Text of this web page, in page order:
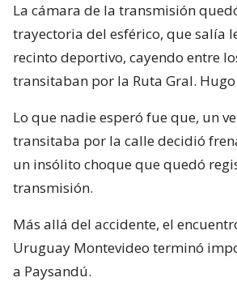
La cámara de la transmisión
trayectoria del esférico, que salía
recinto deportivo, cayendo entre
transitaban por la Ruta Gral.
Lo que nadie esperó fue que, un
transitaba por la calle decidió
un insólito choque que quedó
transmisión.
Más allá del accidente, el
Uruguay Montevideo terminó
a Paysandú.